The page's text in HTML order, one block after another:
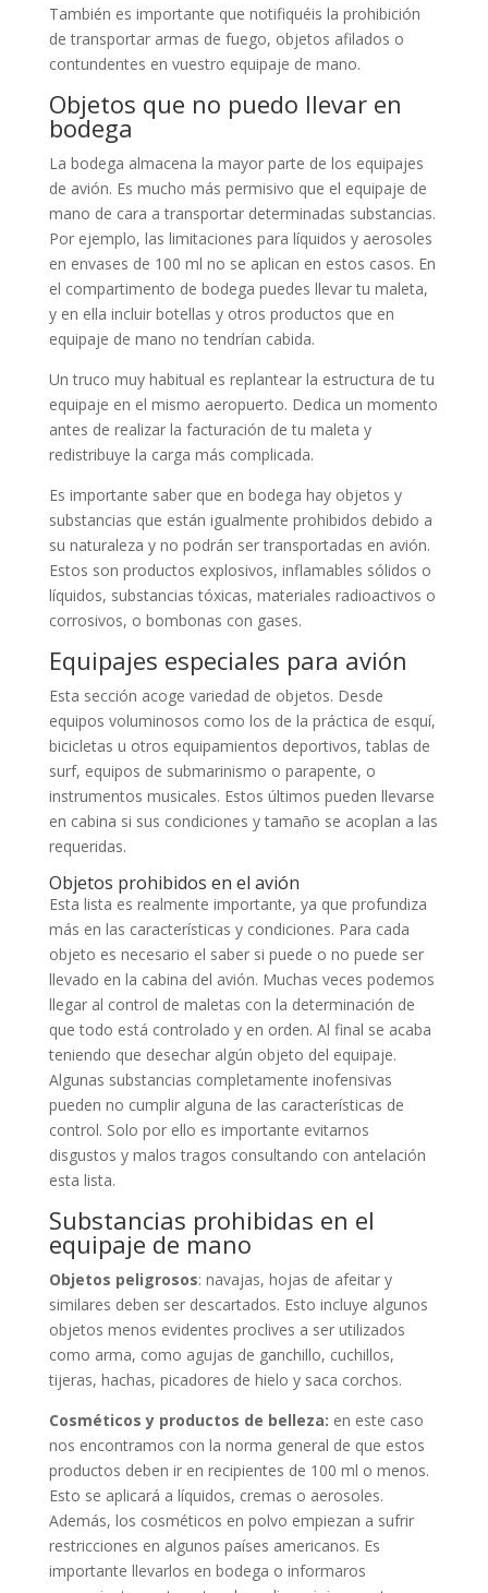
También es importante que notifiquéis la prohibición
de transportar armas de fuego, objetos afilados o
contundentes en vuestro equipaje de mano.
Objetos que no puedo llevar en
bodega
La bodega almacena la mayor parte de los equipajes
de avión. Es mucho más permisivo que el equipaje de
mano de cara a transportar determinadas substancias.
Por ejemplo, las limitaciones para líquidos y aerosoles
en envases de 100 ml no se aplican en estos casos. En
el compartimento de bodega puedes llevar tu maleta,
y en ella incluir botellas y otros productos que en
equipaje de mano no tendrían cabida.
Un truco muy habitual es replantear la estructura de tu
equipaje en el mismo aeropuerto. Dedica un momento
antes de realizar la facturación de tu maleta y
redistribuye la carga más complicada.
Es importante saber que en bodega hay objetos y
substancias que están igualmente prohibidos debido a
su naturaleza y no podrán ser transportadas en avión.
Estos son productos explosivos, inflamables sólidos o
líquidos, substancias tóxicas, materiales radioactivos o
corrosivos, o bombonas con gases.
Equipajes especiales para avión
Esta sección acoge variedad de objetos. Desde
equipos voluminosos como los de la práctica de esquí,
bicicletas u otros equipamientos deportivos, tablas de
surf, equipos de submarinismo o parapente, o
instrumentos musicales. Estos últimos pueden llevarse
en cabina si sus condiciones y tamaño se acoplan a las
requeridas.
Objetos prohibidos en el avión
Esta lista es realmente importante, ya que profundiza
más en las características y condiciones. Para cada
objeto es necesario el saber si puede o no puede ser
llevado en la cabina del avión. Muchas veces podemos
llegar al control de maletas con la determinación de
que todo está controlado y en orden. Al final se acaba
teniendo que desechar algún objeto del equipaje.
Algunas substancias completamente inofensivas
pueden no cumplir alguna de las características de
control. Solo por ello es importante evitarnos
disgustos y malos tragos consultando con antelación
esta lista.
Substancias prohibidas en el
equipaje de mano
Objetos peligrosos: navajas, hojas de afeitar y
similares deben ser descartados. Esto incluye algunos
objetos menos evidentes proclives a ser utilizados
como arma, como agujas de ganchillo, cuchillos,
tijeras, hachas, picadores de hielo y saca corchos.
Cosméticos y productos de belleza: en este caso
nos encontramos con la norma general de que estos
productos deben ir en recipientes de 100 ml o menos.
Esto se aplicará a líquidos, cremas o aerosoles.
Además, los cosméticos en polvo empiezan a sufrir
restricciones en algunos países americanos. Es
importante llevarlos en bodega o informaros